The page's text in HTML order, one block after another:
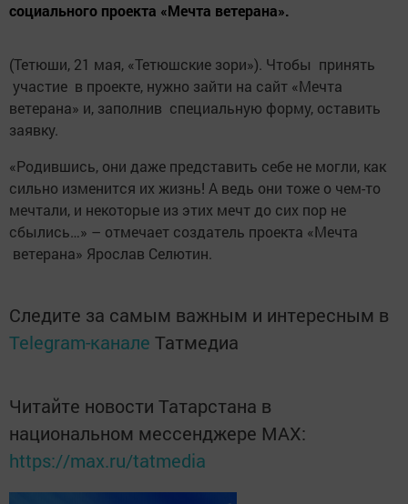
социального проекта «Мечта ветерана».
(Тетюши, 21 мая, «Тетюшские зори»). Чтобы принять
участие в проекте, нужно зайти на сайт «Мечта
ветерана» и, заполнив специальную форму, оставить
заявку.
«Родившись, они даже представить себе не могли, как
сильно изменится их жизнь! А ведь они тоже о чем-то
мечтали, и некоторые из этих мечт до сих пор не
сбылись…» – отмечает создатель проекта «Мечта
ветерана» ­Ярослав ­Селютин.
Следите за самым важным и интересным в
Telegram-канале Татмедиа
Читайте новости Татарстана в
национальном мессенджере MАХ:
https://max.ru/tatmedia